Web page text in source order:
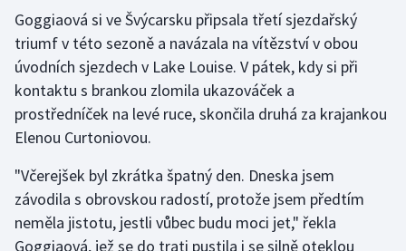
Lezení
Lyže a snowboard
Moderní pětiboj
Motorsport
Olympijské hry
Goggiaová si ve Švýcarsku připsala třetí sjezdařský
triumf v této sezoně a navázala na vítězství v obou
úvodních sjezdech v Lake Louise. V pátek, kdy si při
kontaktu s brankou zlomila ukazováček a
prostředníček na levé ruce, skončila druhá za krajankou
Elenou Curtoniovou.
"Včerejšek byl zkrátka špatný den. Dneska jsem
závodila s obrovskou radostí, protože jsem předtím
neměla jistotu, jestli vůbec budu moci jet," řekla
Goggiaová, jež se do trati pustila i se silně oteklou